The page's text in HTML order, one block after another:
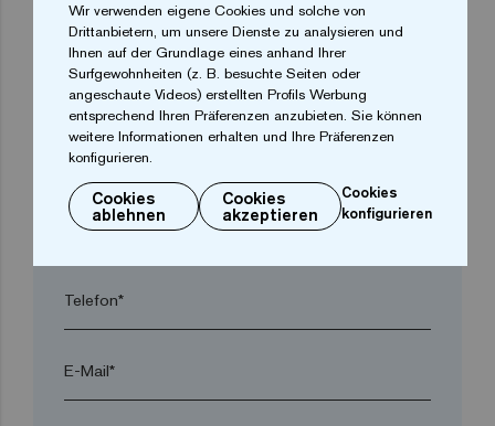
Ort*
Postleitzahl*
Telefon*
E-Mail*
Wir verwenden eigene Cookies und solche von
Drittanbietern, um unsere Dienste zu analysieren und
Ihnen auf der Grundlage eines anhand Ihrer
Surfgewohnheiten (z. B. besuchte Seiten oder
angeschaute Videos) erstellten Profils Werbung
entsprechend Ihren Präferenzen anzubieten. Sie können
weitere Informationen erhalten und Ihre Präferenzen
konfigurieren.
Cookies
ablehnen
Cookies
akzeptieren
Cookies
konfigurieren